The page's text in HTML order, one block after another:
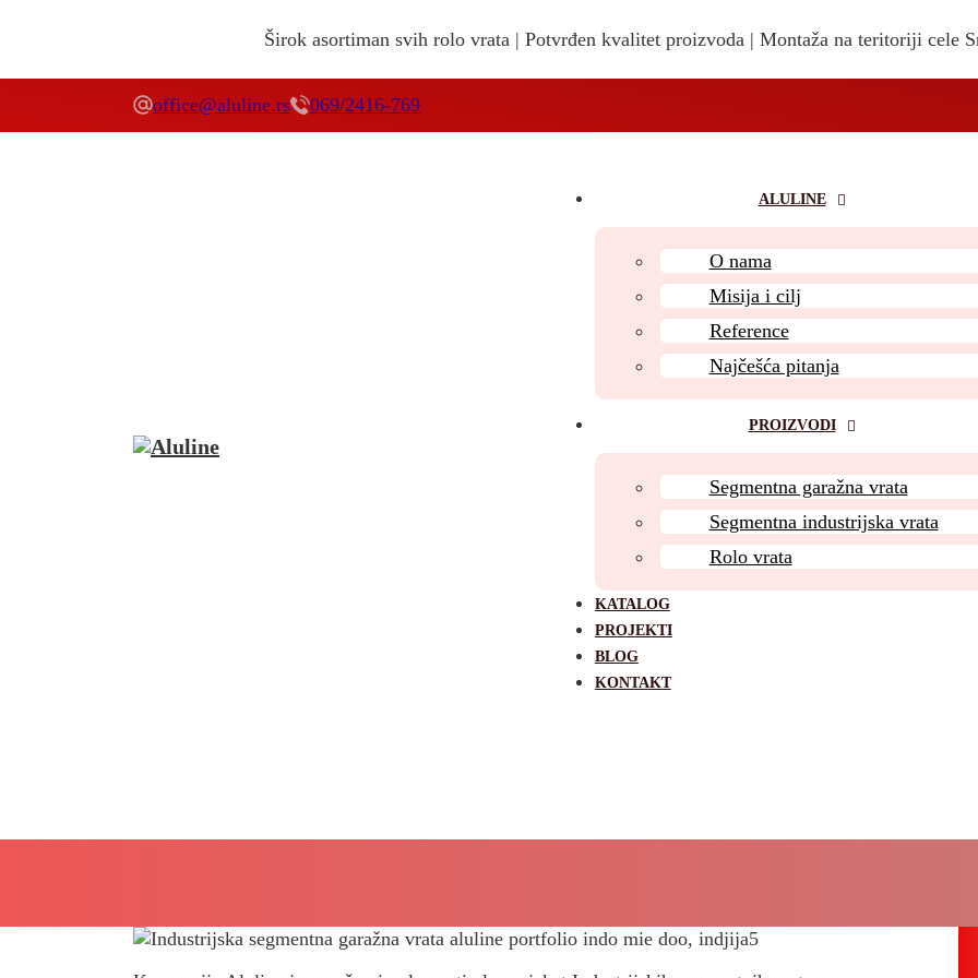
Širok asortiman svih rolo vrata | Potvrđen kvalitet proizvoda | Montaža na teritoriji cele
office@aluline.rs 069/2416-769
ALULINE
O nama
Misija i cilj
Reference
Najčešća pitanja
PROIZVODI
Segmentna garažna vrata
Segmentna industrijska vrata
Rolo vrata
KATALOG
PROJEKTI
BLOG
KONTAKT